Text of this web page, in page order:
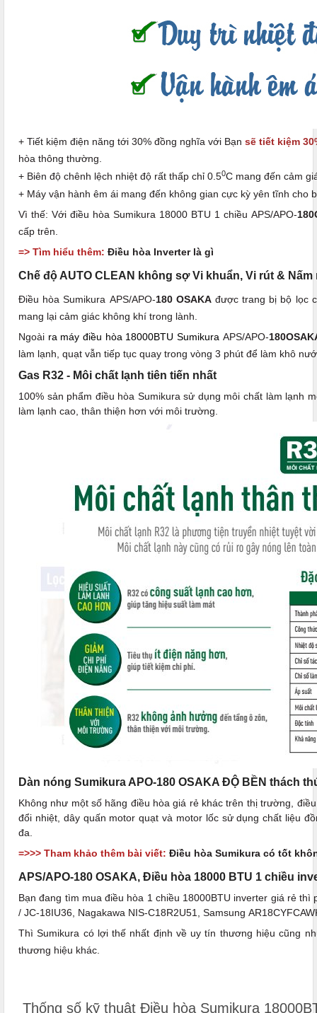
+ Tiết kiệm điện năng tới 30% đồng nghĩa với Bạn sẽ tiết kiệm
hòa thông thường.
+ Biên độ chênh lệch nhiệt độ rất thấp chỉ 0.50C mang đến cảm
+ Máy vận hành êm ái mang đến không gian cực kỳ yên tĩnh cho
Vì thế: Với điều hòa Sumikura 18000 BTU 1 chiều APS/APO-
cấp trên.
=> Tìm hiểu thêm: Điều hòa Inverter là gì
Chế độ AUTO CLEAN không sợ Vi khuẩn, Vi rút & Nấm
Điều hòa Sumikura APS/APO-180 OSAKA được trang bị bộ lọc
mang lại cảm giác không khí trong lành.
Ngoài ra máy điều hòa 18000BTU Sumikura APS/APO-
làm lạnh, quạt vẫn tiếp tục quay trong vòng 3 phút để làm khô
Gas R32 - Môi chất lạnh tiên tiến nhất
100% sản phẩm điều hòa Sumikura sử dụng môi chất làm lạnh
làm lạnh cao, thân thiện hơn với môi trường.
Dàn nóng Sumikura APO-180 OSAKA ĐỘ BỀN thách
Không như một số hãng điều hòa giá rẻ khác trên thị trường,
đổi nhiệt, dây quấn motor quạt và motor lốc sử dụng chất liệu
đa.
=>>> Tham khảo thêm bài viết: Điều hòa Sumikura có tốt
APS/APO-180 OSAKA, Điều hòa 18000 BTU 1 chiều
Bạn đang tìm mua điều hòa 1 chiều 18000BTU inverter giá rẻ thì
/ JC-18IU36, Nagakawa NIS-C18R2U51, Samsung
Thì Sumikura có lợi thế nhất định về uy tín thương hiệu cũng
thương hiệu khác.
Thống số kỹ thuật Điều hòa Sumikura